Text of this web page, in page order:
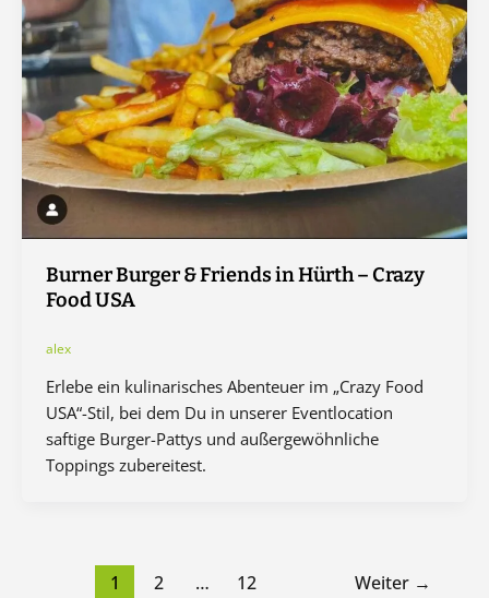
Burner Burger & Friends in Hürth – Crazy
Food USA
alex
Erlebe ein kulinarisches Abenteuer im „Crazy Food
USA“-Stil, bei dem Du in unserer Eventlocation
saftige Burger-Pattys und außergewöhnliche
Toppings zubereitest.
1 2 … 12 Weiter →